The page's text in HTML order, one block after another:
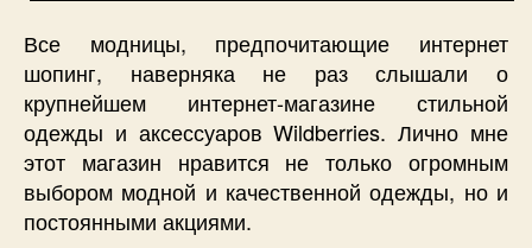
Все модницы, предпочитающие интернет
шопинг, наверняка не раз слышали о
крупнейшем интернет-магазине стильной
одежды и аксессуаров Wildberries. Лично мне
этот магазин нравится не только огромным
выбором модной и качественной одежды, но и
постоянными акциями.